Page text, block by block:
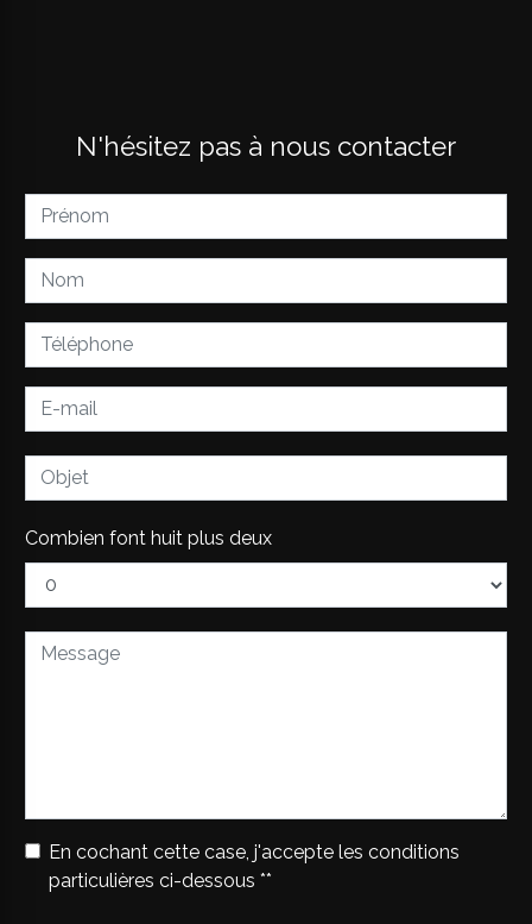
N'hésitez pas à nous contacter
Combien font huit plus deux
En cochant cette case, j'accepte les conditions
particulières ci-dessous **